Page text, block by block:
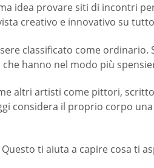
idea provare siti di incontri
creativo e innovativo su
classificato come ordinario.
hanno nel modo più
altri artisti come pittori,
considera il proprio corpo
ti aiuta a capire cosa ti